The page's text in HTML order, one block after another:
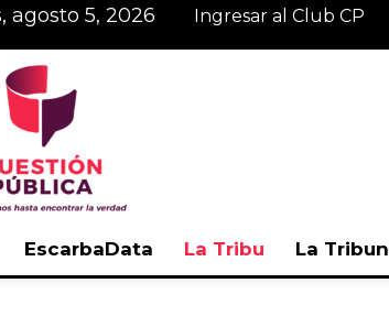
agosto 5, 2026 Ingresar al Club CP
EscarbaData La Tribu La